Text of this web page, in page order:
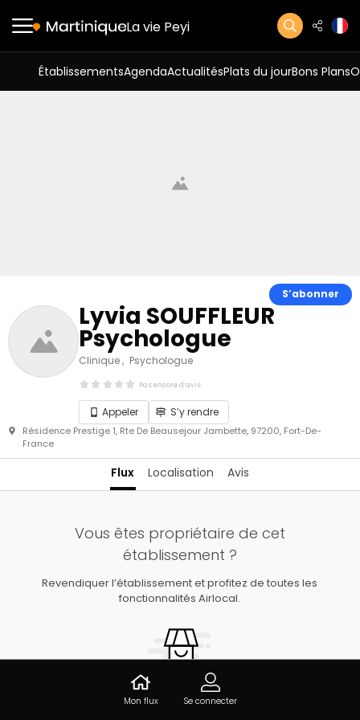
La vie Peyi
ÉtablissementsAgendaActualitésPlats du jourBons Plans
S’abonner
Lyvia SOUFFLEUR
Psychologue
Clinique Psychologue
Pas encore d’avis
Appeler S’y rendre
Résidence Prestige 1, Rte De Beausejour Jambette, 97200, Fort-De-
France
Flux Localisation Avis
Vous êtes propriétaire de cet
établissement ?
Revendiquer l’établissement et profitez de toutes les
fonctionnalités Airlocal.
REVENDIQUER
Mon flux Se connecter